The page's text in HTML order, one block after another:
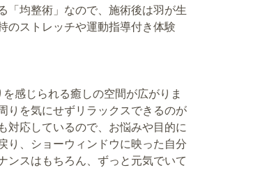
「均整術」なので、施術後は羽が生
のストレッチや運動指導付き体験
感じられる癒しの空間が広がりま
りを気にせずリラックスできるのが
対応しているので、お悩みや目的に
り、ショーウィンドウに映った自分
ンスはもちろん、ずっと元気でいて